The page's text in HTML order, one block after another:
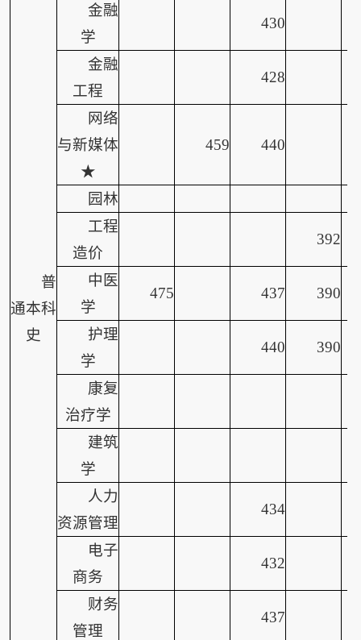
普
通本科
史
金融
学
430
金融
工程
428
网络
与新媒体
★
459 440
园林
工程
造价
392
中医
学
475 437 390
护理
学
440 390
康复
治疗学
建筑
学
人力
资源管理
434
电子
商务
432
财务
管理
437